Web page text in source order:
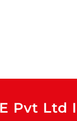
Pvt Ltd